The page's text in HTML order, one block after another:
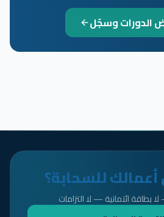
الدورات وسجّل
للسحابة؟